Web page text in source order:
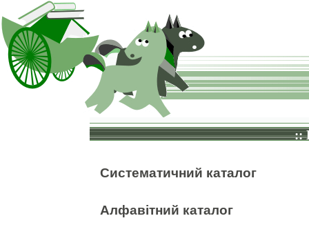
::
Систематичний каталог
Алфавітний каталог